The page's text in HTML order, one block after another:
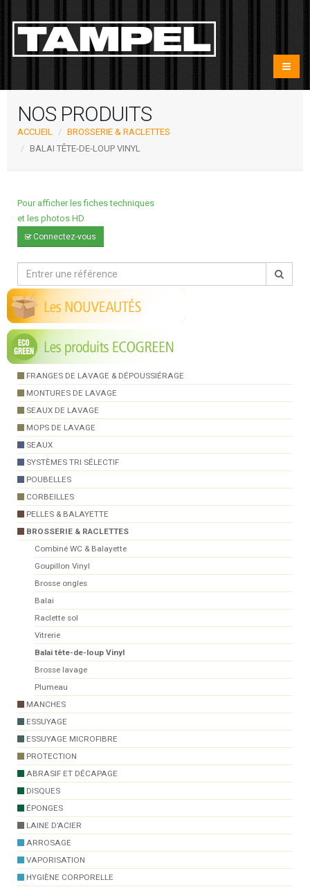
NOS PRODUITS
ACCUEIL
BROSSERIE & RACLETTES
BALAI TÊTE-DE-LOUP VINYL
Pour afficher les fiches techniques
et les photos HD
Connectez-vous
FRANGES DE LAVAGE & DÉPOUSSIÉRAGE
MONTURES DE LAVAGE
SEAUX DE LAVAGE
MOPS DE LAVAGE
SEAUX
SYSTÈMES TRI SÉLECTIF
POUBELLES
CORBEILLES
PELLES & BALAYETTE
BROSSERIE & RACLETTES
Combiné WC & Balayette
Goupillon Vinyl
Brosse ongles
Balai
Raclette sol
Vitrerie
Balai tête-de-loup Vinyl
Brosse lavage
Plumeau
MANCHES
ESSUYAGE
ESSUYAGE MICROFIBRE
PROTECTION
ABRASIF ET DÉCAPAGE
DISQUES
ÉPONGES
LAINE D’ACIER
ARROSAGE
VAPORISATION
HYGIÈNE CORPORELLE